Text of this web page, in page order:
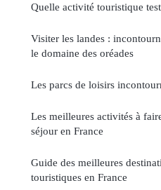
Quelle activité touristique
Visiter les landes :
le domaine des oréades
Les parcs de loisirs
Les meilleures activités à
séjour en France
Guide des meilleures
touristiques en France